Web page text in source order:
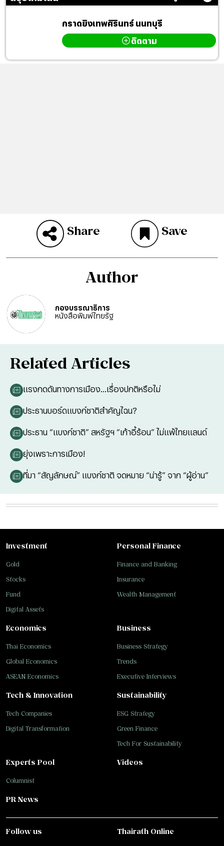
กราดยิงเทพศิรินทร์ นนทบุรี
ติดตาม
Share Save
Author
กองบรรณาธิการ
หนังสือพิมพ์ไทยรัฐ
Related Articles
แรงกดดันทางการเมือง...เรื่องปกติหรือไม่
ประธานบอร์ดแบงก์ชาติสำคัญไฉน?
ประธาน “แบงก์ชาติ” สหรัฐฯ “เก้าอี้ร้อน” ไม่แพ้ไทยแลนด์
ยุ่งเพราะการเมือง!
ที่มา “สัญลักษณ์” แบงก์ชาติ จดหมาย “น่ารู้” จาก “ผู้อ่าน”
Investment
Gold
Stocks
Fund
Digital Assets
Personal Finance
Finance and Banking
Insurance
Wealth Management
Business
Business Strategy
Trends
Executive Interviews
Tech & Innovation
Tech Companies
Digital Transformation
Sustainability
ESG Strategy
Green Finance
Tech For Sustainability
Economics
Thai Economics
Global Economics
ASEAN Economics
Experts Pool
Columnist
Videos
PR News
Follow us Thairath Online